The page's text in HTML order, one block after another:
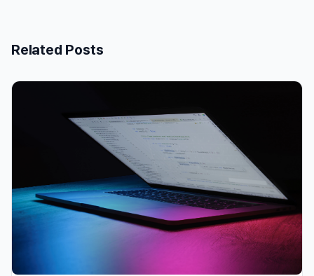
Related Posts